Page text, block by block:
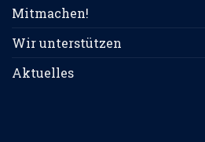
Mitmachen!
Wir unterstützen
Aktuelles